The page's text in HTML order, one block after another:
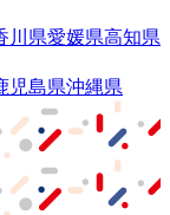
川県愛媛県高知県
児島県沖縄県